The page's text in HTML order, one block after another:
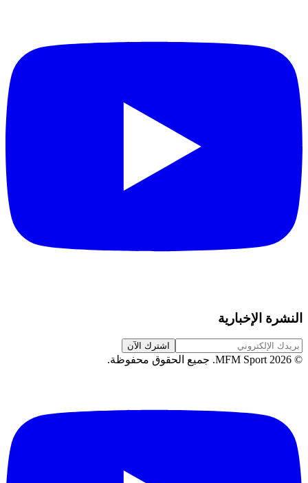
النشرة الإخبارية
اشترك الآن
©
2026 جميع الحقوق محفوظة.